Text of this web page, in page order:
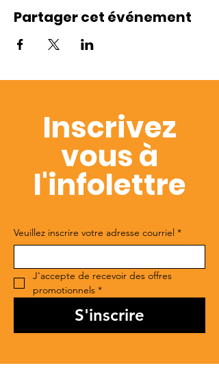
Partager cet événement
Inscrivez
vous à
l'infolettre
Veuillez inscrire votre adresse courriel *
J'accepte de recevoir des offres
promotionnels *
S'inscrire